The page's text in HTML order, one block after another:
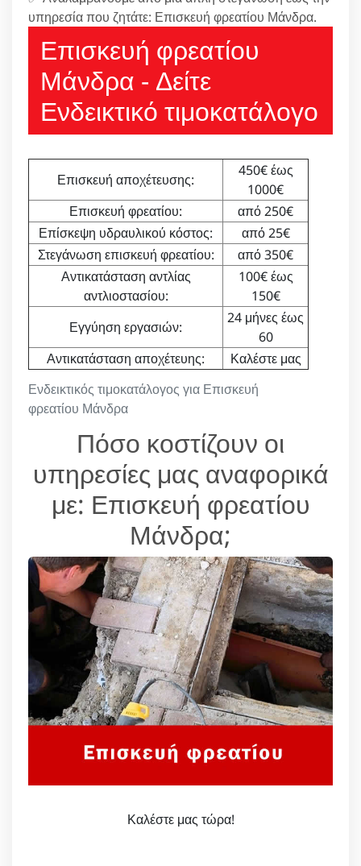
υπηρεσία που ζητάτε: Επισκευή φρεατίου Μάνδρα.
Επισκευή φρεατίου
Μάνδρα - Δείτε
Ενδεικτικό τιμοκατάλογο
Ενδεικτικός τιμοκατάλογος για Επισκευή
φρεατίου Μάνδρα
Επισκευή αποχέτευσης:
450€ έως
1000€
Επισκευή φρεατίου:
από 250€
Επίσκεψη υδραυλικού κόστος:
από 25€
Στεγάνωση επισκευή φρεατίου:
από 350€
Αντικατάσταση αντλίας
αντλιοστασίου:
100€ έως
150€
Εγγύηση εργασιών:
24 μήνες έως
60
Αντικατάσταση αποχέτευης:
Καλέστε μας
Πόσο κοστίζουν οι
υπηρεσίες μας αναφορικά
με: Επισκευή φρεατίου
Μάνδρα;
Καλέστε μας τώρα!